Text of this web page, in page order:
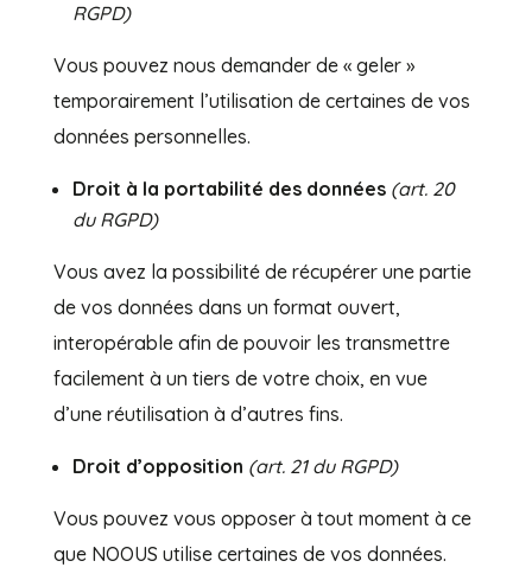
RGPD)
Vous pouvez nous demander de « geler »
temporairement l’utilisation de certaines de vos
données personnelles.
Droit à la portabilité des données (art. 20
du RGPD)
Vous avez la possibilité de récupérer une partie
de vos données dans un format ouvert,
interopérable afin de pouvoir les transmettre
facilement à un tiers de votre choix, en vue
d’une réutilisation à d’autres fins.
Droit d’opposition (art. 21 du RGPD)
Vous pouvez vous opposer à tout moment à ce
que NOOUS utilise certaines de vos données.